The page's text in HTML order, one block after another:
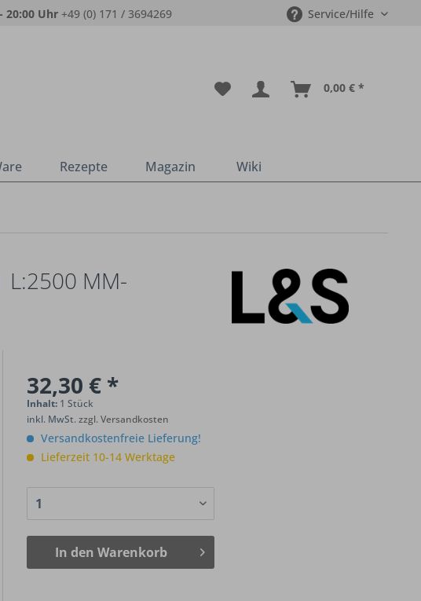
20:00 Uhr +49 (0) 171 / 3694269 Service/Hilfe
0,00 € *
Rezepte Magazin Wiki
L:2500 MM-
32,30 € *
Inhalt: 1 Stück
inkl. MwSt.zzgl. Versandkosten
Versandkostenfreie Lieferung!
Lieferzeit 10-14 Werktage
In den Warenkorb